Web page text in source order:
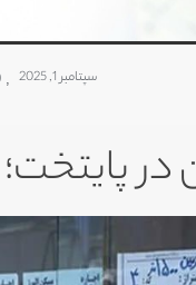
سپتامبر 1, 2025 ,